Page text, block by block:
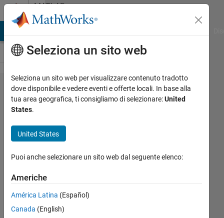
Vai al contenutoMATLAB
Answers
How to
Remove
Patterns in
Dataset ?
Doug
18 Giu
Seleziona un sito web
Seleziona un sito web per visualizzare contenuto tradotto
dove disponibile e vedere eventi e offerte locali. In base alla
tua area geografica, ti consigliamo di selezionare:United
States.
United States
Puoi anche selezionare un sito web dal seguente elenco:
Americhe
América Latina (Español)
Canada (English)